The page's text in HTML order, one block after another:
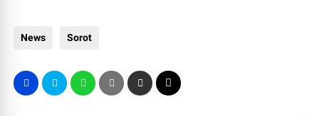
News Sorot